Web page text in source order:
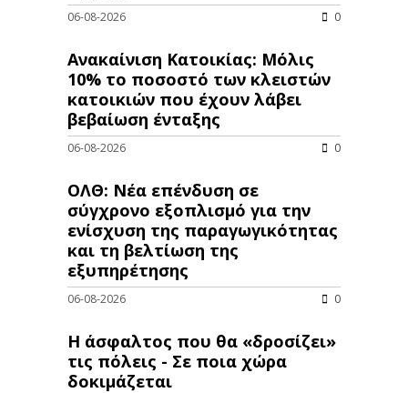
06-08-2026 0
Ανακαίνιση Κατοικίας: Μόλις
10% το ποσοστό των κλειστών
κατοικιών που έχουν λάβει
βεβαίωση ένταξης
06-08-2026 0
ΟΛΘ: Νέα επένδυση σε
σύγχρονο εξοπλισμό για την
ενίσχυση της παραγωγικότητας
και τη βελτίωση της
εξυπηρέτησης
06-08-2026 0
Η άσφαλτος που θα «δροσίζει»
τις πόλεις - Σε ποια χώρα
δοκιμάζεται